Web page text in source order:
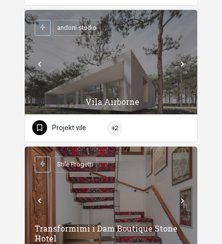
Vila Airborne
andoni studio
Projekt vile +2
Transformimi i Dam Boutique Stone
Hotel
Stile Progetti